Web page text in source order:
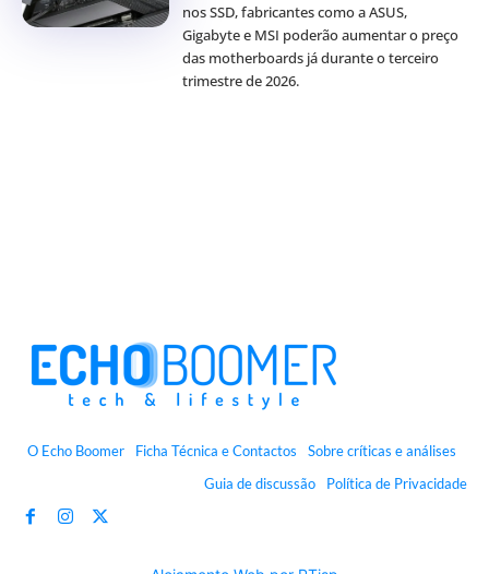
nos SSD, fabricantes como a ASUS,
Gigabyte e MSI poderão aumentar o preço
das motherboards já durante o terceiro
trimestre de 2026.
O Echo Boomer Ficha Técnica e Contactos
Sobre críticas e análises
Guia de discussão
Política de Privacidade